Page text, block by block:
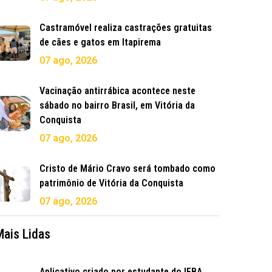
Castramóvel realiza castrações gratuitas
de cães e gatos em Itapirema
07 ago, 2026
Vacinação antirrábica acontece neste
sábado no bairro Brasil, em Vitória da
Conquista
07 ago, 2026
Cristo de Mário Cravo será tombado como
patrimônio de Vitória da Conquista
07 ago, 2026
Lidas